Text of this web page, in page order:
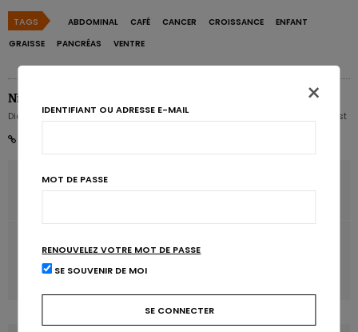
TAGS ABDOMINAL CAFÉ CANCER CROISSANCE
ENFANT
GRAISSE
PANCRÉAS VENTRE
Nicolas Rousseau
Diététicien nutritionniste Karott' - Partner, Digital Expert & Nutrition Strategist
Un mode de vie sain a des effets incontestables sur la
tension artérielle
×
IDENTIFIANT OU ADRESSE E-MAIL
MOT DE PASSE
RENOUVELEZ VOTRE MOT DE PASSE
SE SOUVENIR DE MOI